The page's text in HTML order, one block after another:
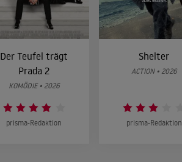
Der Teufel trägt
Prada 2
KOMÖDIE • 2026
prisma-Redaktion
Shelter
ACTION • 2026
prisma-Redaktion